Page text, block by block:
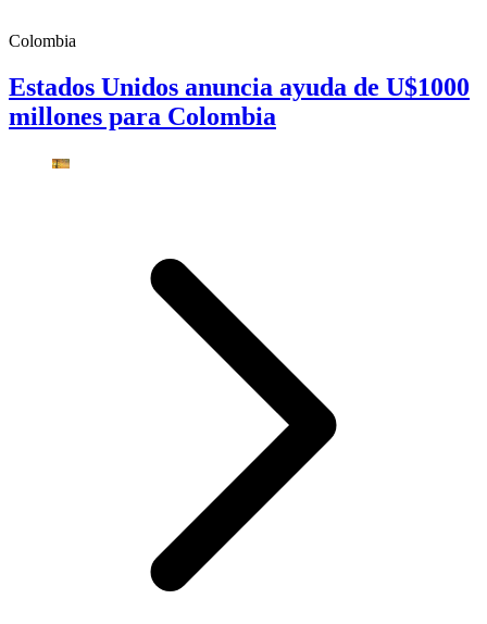
Colombia
Estados Unidos anuncia ayuda de U$1000
millones para Colombia